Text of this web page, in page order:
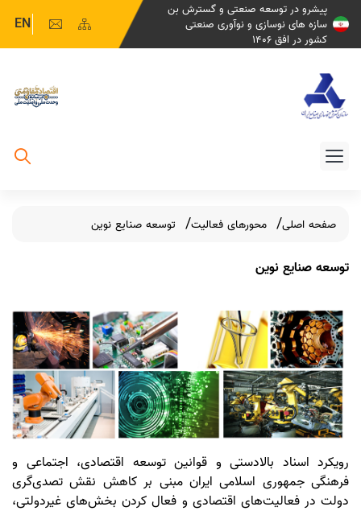
پیشرو در توسعه صنعتی و گسترش بن
سازه های نوسازی و نوآوری صنعتی
کشور در افق 1406
EN
صفحه اصلی محورهای فعالیت توسعه صنایع نوین
​​​توسعه صنایع نوین
​رویکرد اسناد بالادستی و قوانین توسعه اقتصادی، اجتماعی و
فرهنگی جمهوری اسلامی ایران مبنی بر کاهش نقش تصدی‌گری
دولت در فعالیت‌های اقتصادی و فعال کردن بخش‌های غیردولتی،